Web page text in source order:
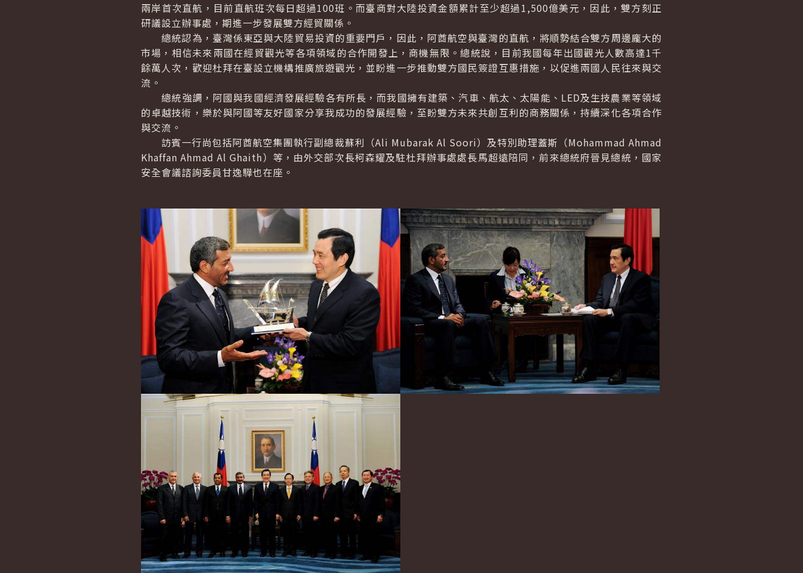
兩岸首次直航，目前直航班次每日超過100班。而臺商對大陸投資金額累計至少超過1,500億美元，因此，雙方刻正
研議設立辦事處，期進一步發展雙方經貿關係。
總統認為，臺灣係東亞與大陸貿易投資的重要門戶，因此，阿酋航空與臺灣的直航，將順勢結合雙方周邊龐大的
市場，相信未來兩國在經貿觀光等各項領域的合作開發上，商機無限。總統說，目前我國每年出國觀光人數高達1千
餘萬人次，歡迎杜拜在臺設立機構推廣旅遊觀光，並盼進一步推動雙方國民簽證互惠措施，以促進兩國人民往來與交
流。
總統強調，阿國與我國經濟發展經驗各有所長，而我國擁有建築、汽車、航太、太陽能、LED及生技農業等領域
的卓越技術，樂於與阿國等友好國家分享我成功的發展經驗，至盼雙方未來共創互利的商務關係，持續深化各項合作
與交流。
訪賓一行尚包括阿酋航空集團執行副總裁蘇利（Ali Mubarak Al Soori）及特別助理蓋斯（Mohammad Ahmad
Khaffan Ahmad Al Ghaith）等，由外交部次長柯森耀及駐杜拜辦事處處長馬超遠陪同，前來總統府晉見總統，國家
安全會議諮詢委員甘逸驊也在座。